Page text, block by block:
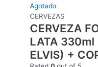
Agotado
CERVEZAS
CERVEZA
LATA 330ml
ELVIS) +